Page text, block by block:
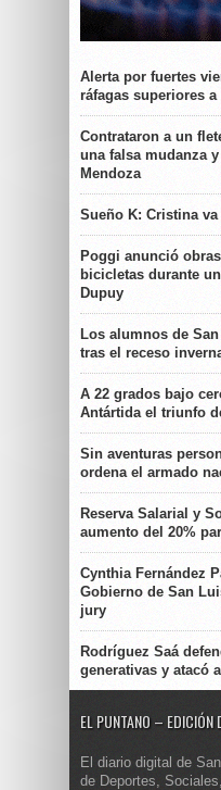
Alerta por fuertes
ráfagas superiores
Contrataron a un
una falsa mudanza
Mendoza
Sueño K: Cristina
Poggi anunció
bicicletas durante
Dupuy
Los alumnos de
tras el receso
A 22 grados bajo
Antártida el triunfo
Sin aventuras
ordena el armado
Reserva Salarial y
aumento del 20%
Cynthia Fernández
Gobierno de San
jury
Rodríguez Saá
generativas y atacó
EL PUNTANO – EDICIÓN
El diario digital de
de Deportes,